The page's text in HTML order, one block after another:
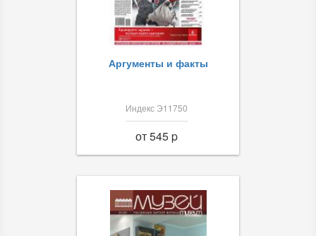
Аргументы и факты
Индекс Э11750
от 545 p